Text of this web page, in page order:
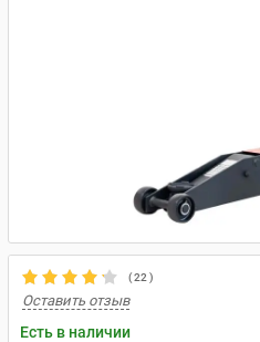
(22 )
Оставить отзыв
Есть в наличии